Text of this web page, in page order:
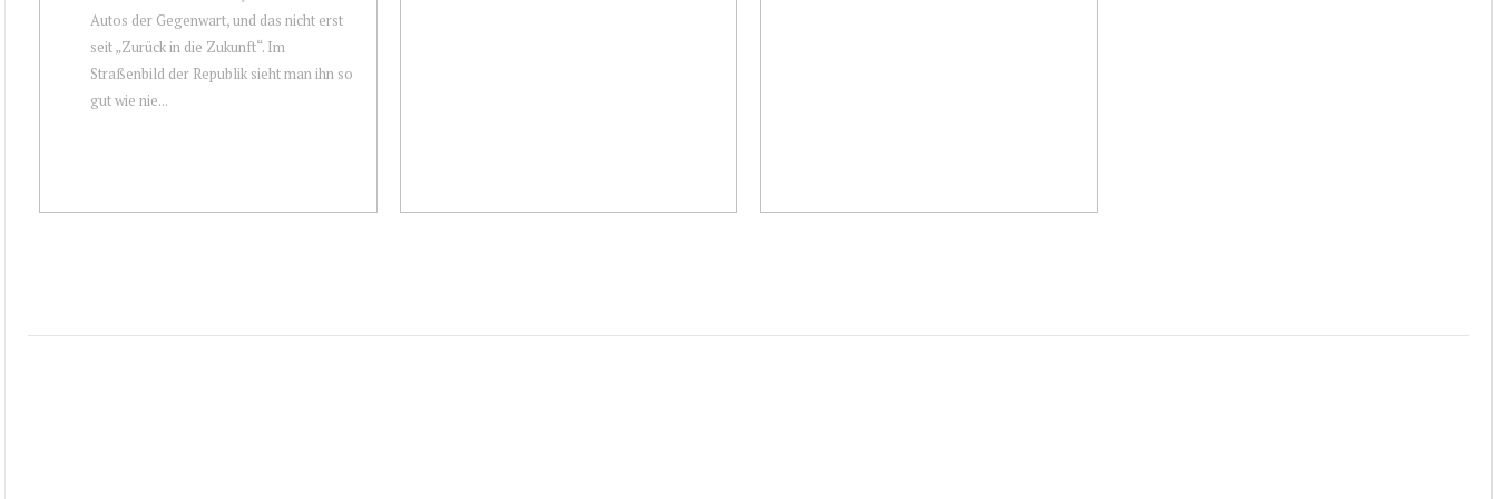
Autos der Gegenwart, und das nicht erst
seit „Zurück in die Zukunft“. Im
Straßenbild der Republik sieht man ihn so
gut wie nie...